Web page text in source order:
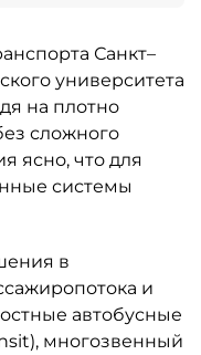
Санкт–
университета
на плотно
сложного
ясно, что для
системы
в
и
автобусные
многозвенный